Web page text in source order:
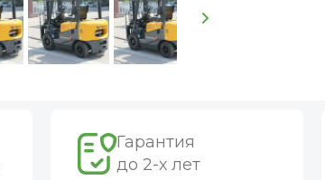
Гарантия
до 2-х лет